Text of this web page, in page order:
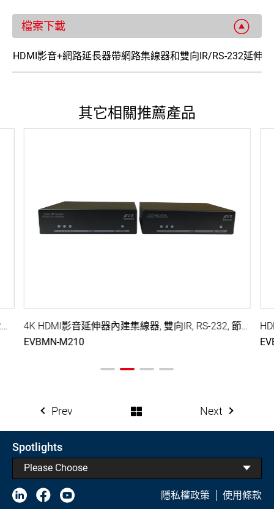
檔案下載
HDMI影音+網路延長器帶網路集線器和雙向IR/RS-232延伸
其它相關推薦產品
HDMI影音網路延長器, 網路集線器, 雙向IR, RS-232延伸,單邊供電, 100M ( PoC )
4K HDMI影音延伸器內建集線器, 雙向IR, RS-232, 節電設計, 單邊供電, 100M ( PoH )
EVBMN-M210
Prev Next
Spotlights
Please Choose
隱私權政策 使用條款